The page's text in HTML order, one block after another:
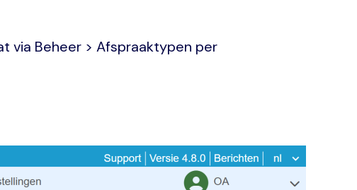
via Beheer > Afspraaktypen per